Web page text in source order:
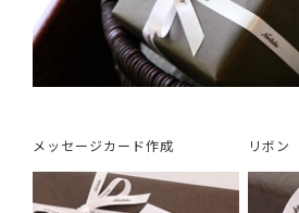
メッセージカード作成 リボン